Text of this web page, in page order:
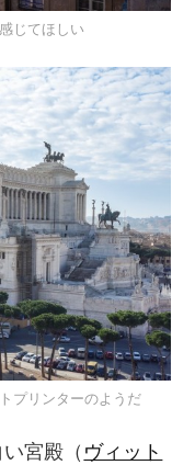
じてほしい
プリンターのようだ
宮殿（ ヴィット